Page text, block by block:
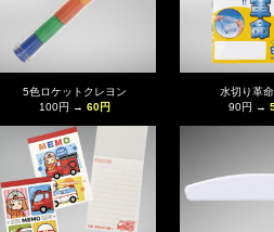
5色ロケットクレヨン
100円 → 60円
水切り革
90円 →